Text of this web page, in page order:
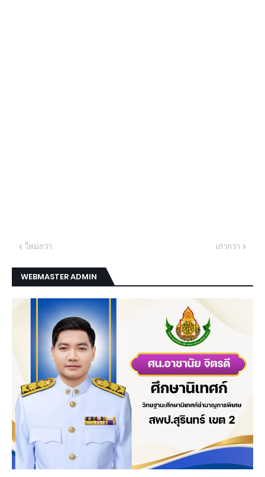
ใหม่กว่า เก่ากว่า
WEBMASTER ADMIN